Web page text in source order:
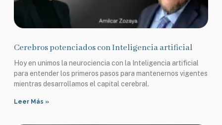
Cerebros potenciados con Inteligencia artificial
Hoy en unimos la neurociencia con la Inteligencia artificial
para entender los primeros pasos para mantenernos vigentes
mientras desarrollamos el capital cerebral.
Leer Más »